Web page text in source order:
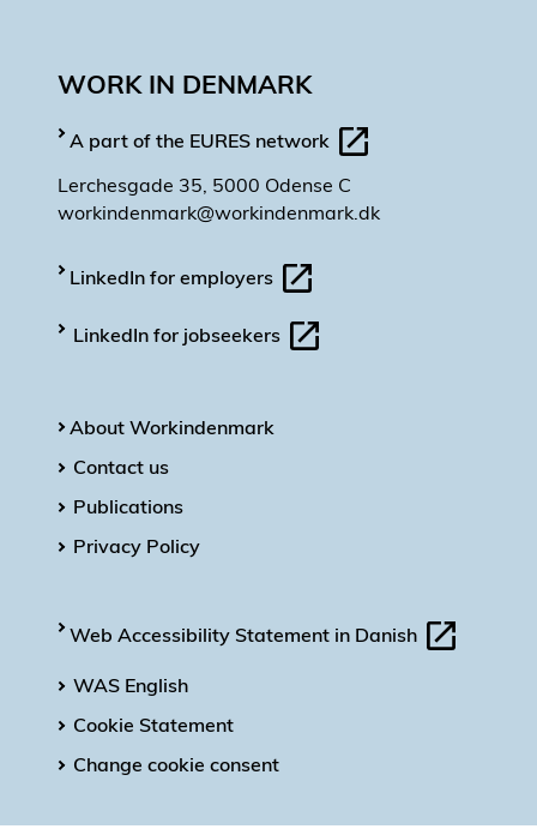
WORK IN DENMARK
A part of the EURES network
Lerchesgade 35, 5000 Odense C
workindenmark@workindenmark.dk
LinkedIn for employers
LinkedIn for jobseekers
About Workindenmark
Contact us
Publications
Privacy Policy
Web Accessibility Statement in Danish
WAS English
Cookie Statement
Change cookie consent